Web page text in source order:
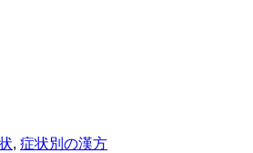
, 症状別の漢方